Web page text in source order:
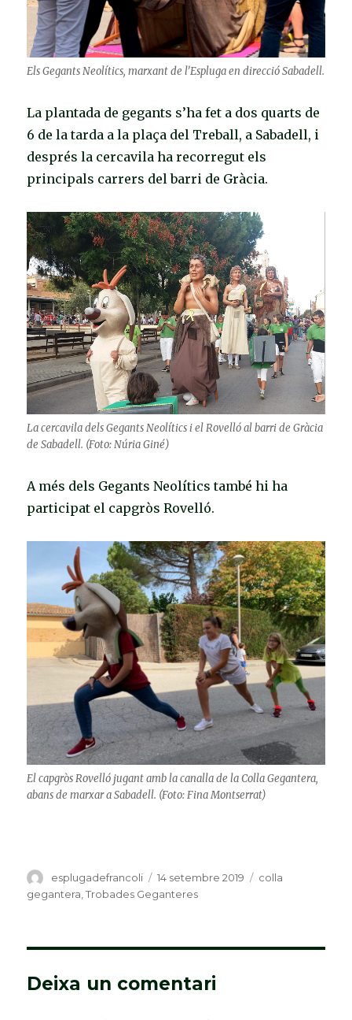
Els Gegants Neolítics, marxant de l’Espluga en direcció Sabadell.
La plantada de gegants s’ha fet a dos quarts de
6 de la tarda a la plaça del Treball, a Sabadell, i
després la cercavila ha recorregut els
principals carrers del barri de Gràcia.
La cercavila dels Gegants Neolítics i el Rovelló al barri de Gràcia
de Sabadell. (Foto: Núria Giné)
A més dels Gegants Neolítics també hi ha
participat el capgròs Rovelló.
El capgròs Rovelló jugant amb la canalla de la Colla Gegantera,
abans de marxar a Sabadell. (Foto: Fina Montserrat)
Autor
esplugadefrancoli
Publicat
el
14 setembre 2019 Categories
colla
gegantera ,Trobades Geganteres
Deixa un comentari